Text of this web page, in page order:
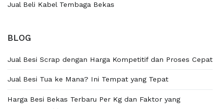
Jual Beli Kabel Tembaga Bekas
BLOG
Jual Besi Scrap dengan Harga Kompetitif dan Proses Cepat
Jual Besi Tua ke Mana? Ini Tempat yang Tepat
Harga Besi Bekas Terbaru Per Kg dan Faktor yang